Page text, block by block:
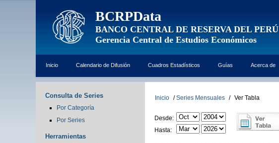
BCRPData
BANCO CENTRAL DE RESERVA DEL PERÚ
Gerencia Central de Estudios Económicos
Inicio Calendario de Difusión Cuadros Estadísticos Guías Acerca de
Consulta de Series
Por Categoría
Por Series
Herramientas
Inicio / Series Mensuales / Ver Tabla
Desde:
Hasta: